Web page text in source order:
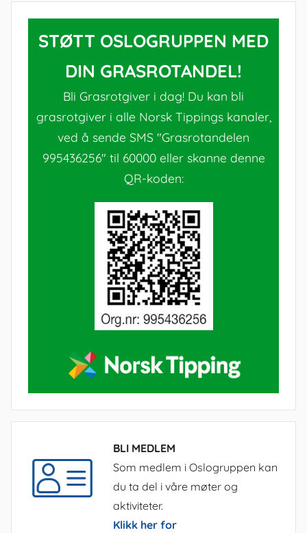
STØTT OSLOGRUPPEN MED
DIN GRASROTANDEL!
Bli Grasrotgiver i dag! Du kan bli
grasrotgiver i alle Norsk Tippings kanaler,
ved å sende SMS "Grasrotandelen
995436256" til 60000 eller skanne denne
QR-koden:
BLI MEDLEM
Som medlem i Oslogruppen kan
du ta del i våre møter og
aktiviteter.
Klikk her for